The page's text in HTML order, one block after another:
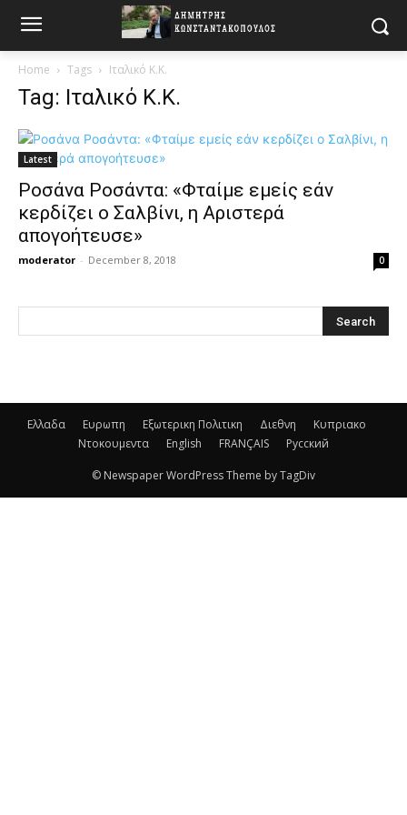
Home Tags Ιταλικό Κ.Κ.
Tag: Ιταλικό Κ.Κ.
Latest
Ροσάνα Ροσάντα: «Φταίμε εμείς εάν
κερδίζει ο Σαλβίνι, η Αριστερά
απογοήτευσε»
moderator - December 8, 2018 0
Ελλαδα Ευρωπη Εξωτερικη Πολιτικη Διεθνη
Κυπριακο
Ντοκουμεντα
English FRANÇAIS Русский
© Newspaper WordPress Theme by TagDiv